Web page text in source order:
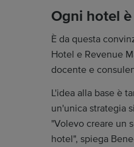
Ogni hotel
È da questa
Hotel e Revenue
docente e
L'idea alla base è
un'unica strategia
"Volevo creare un
hotel", spiega